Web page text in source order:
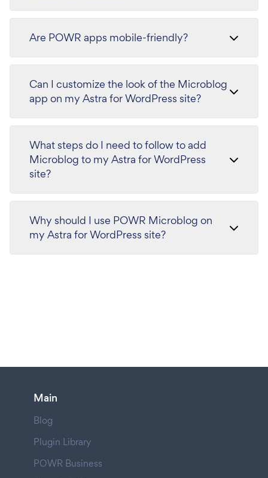
Are POWR apps mobile-friendly?
Can I customize the look of the Microblog
app on my Astra for WordPress site?
What steps do I need to follow to add
Microblog to my Astra for WordPress
site?
Why should I use POWR Microblog on
my Astra for WordPress site?
Main
Blog
Plugin Library
POWR Business